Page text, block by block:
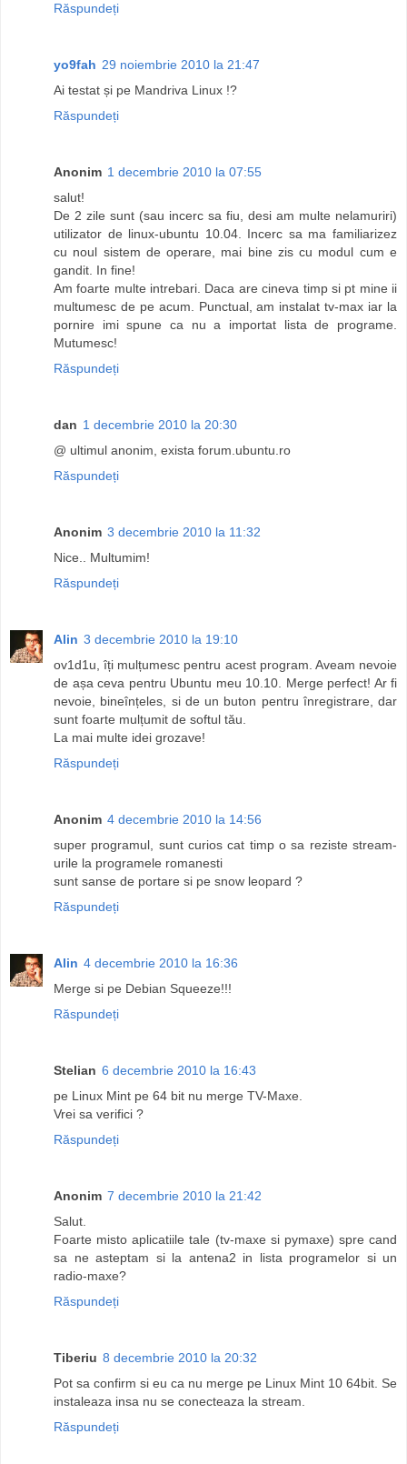
Răspundeți
yo9fah 29 noiembrie 2010 la 21:47
Ai testat și pe Mandriva Linux !?
Răspundeți
Anonim 1 decembrie 2010 la 07:55
salut!
De 2 zile sunt (sau incerc sa fiu, desi am multe nelamuriri)
utilizator de linux-ubuntu 10.04. Incerc sa ma familiarizez
cu noul sistem de operare, mai bine zis cu modul cum e
gandit. In fine!
Am foarte multe intrebari. Daca are cineva timp si pt mine ii
multumesc de pe acum. Punctual, am instalat tv-max iar la
pornire imi spune ca nu a importat lista de programe.
Mutumesc!
Răspundeți
dan 1 decembrie 2010 la 20:30
@ ultimul anonim, exista forum.ubuntu.ro
Răspundeți
Anonim 3 decembrie 2010 la 11:32
Nice.. Multumim!
Răspundeți
Alin 3 decembrie 2010 la 19:10
ov1d1u, îți mulțumesc pentru acest program. Aveam nevoie
de așa ceva pentru Ubuntu meu 10.10. Merge perfect! Ar fi
nevoie, bineînțeles, si de un buton pentru înregistrare, dar
sunt foarte mulțumit de softul tău.
La mai multe idei grozave!
Răspundeți
Anonim 4 decembrie 2010 la 14:56
super programul, sunt curios cat timp o sa reziste stream-
urile la programele romanesti
sunt sanse de portare si pe snow leopard ?
Răspundeți
Alin 4 decembrie 2010 la 16:36
Merge si pe Debian Squeeze!!!
Răspundeți
Stelian 6 decembrie 2010 la 16:43
pe Linux Mint pe 64 bit nu merge TV-Maxe.
Vrei sa verifici ?
Răspundeți
Anonim 7 decembrie 2010 la 21:42
Salut.
Foarte misto aplicatiile tale (tv-maxe si pymaxe) spre cand
sa ne asteptam si la antena2 in lista programelor si un
radio-maxe?
Răspundeți
Tiberiu 8 decembrie 2010 la 20:32
Pot sa confirm si eu ca nu merge pe Linux Mint 10 64bit. Se
instaleaza insa nu se conecteaza la stream.
Răspundeți